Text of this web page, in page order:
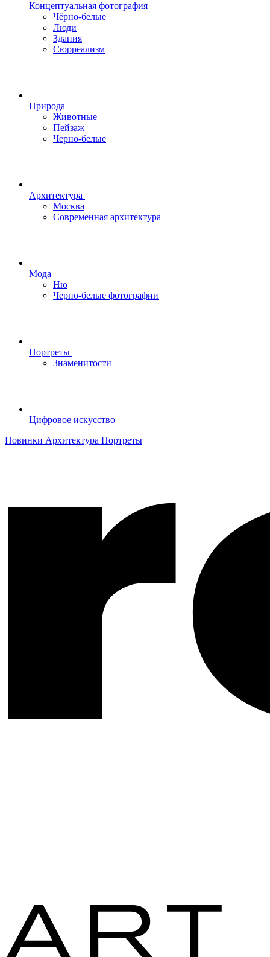
Концептуальная фотография
Чёрно-белые
Люди
Здания
Сюрреализм
Природа
Животные
Пейзаж
Черно-белые
Архитектура
Москва
Современная архитектура
Мода
Ню
Черно-белые фотографии
Портреты
Знаменитости
Цифровое искусство
Новинки Архитектура Портреты